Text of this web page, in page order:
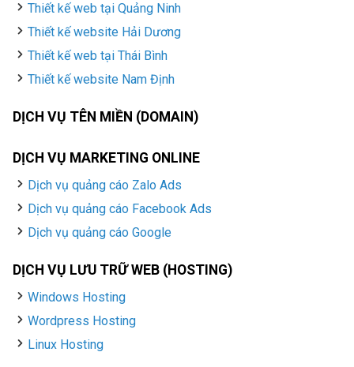
Thiết kế web tại Quảng Ninh
Thiết kế website Hải Dương
Thiết kế web tại Thái Bình
Thiết kế website Nam Định
DỊCH VỤ TÊN MIỀN (DOMAIN)
DỊCH VỤ MARKETING ONLINE
Dịch vụ quảng cáo Zalo Ads
Dịch vụ quảng cáo Facebook Ads
Dịch vụ quảng cáo Google
DỊCH VỤ LƯU TRỮ WEB (HOSTING)
Windows Hosting
Wordpress Hosting
Linux Hosting